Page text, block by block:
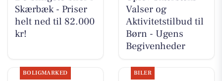
Skærbæk - Priser
helt ned til 82.000
kr!
Valser og
Aktivitetstilbud til
Børn - Ugens
Begivenheder
BOLIGMARKED BILER